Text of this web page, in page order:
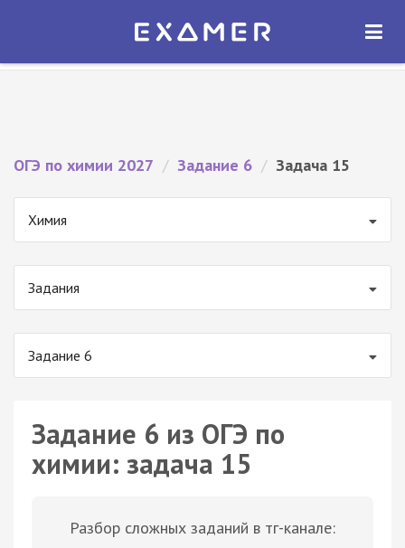
Экзамер — ЕГЭ 2027
ОТКРЫТЬ
ОГЭ по химии 2027 / Задание 6 / Задача 15
Химия
Задания
Задание 6
Задание 6 из ОГЭ по
химии: задача 15
Разбор сложных заданий в тг-канале: